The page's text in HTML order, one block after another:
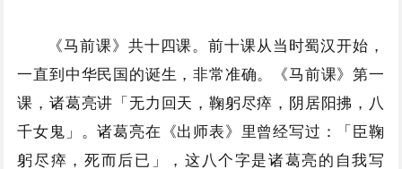
《马前课》共十四课。前十课从当时蜀汉开始，
一直到中华民国的诞生，非常准确。《马前课》第一
课，诸葛亮讲「无力回天，鞠躬尽瘁，阴居阳拂，八
千女鬼」。诸葛亮在《出师表》里曾经写过：「臣鞠
躬尽瘁，死而后已」，这八个字是诸葛亮的自我写